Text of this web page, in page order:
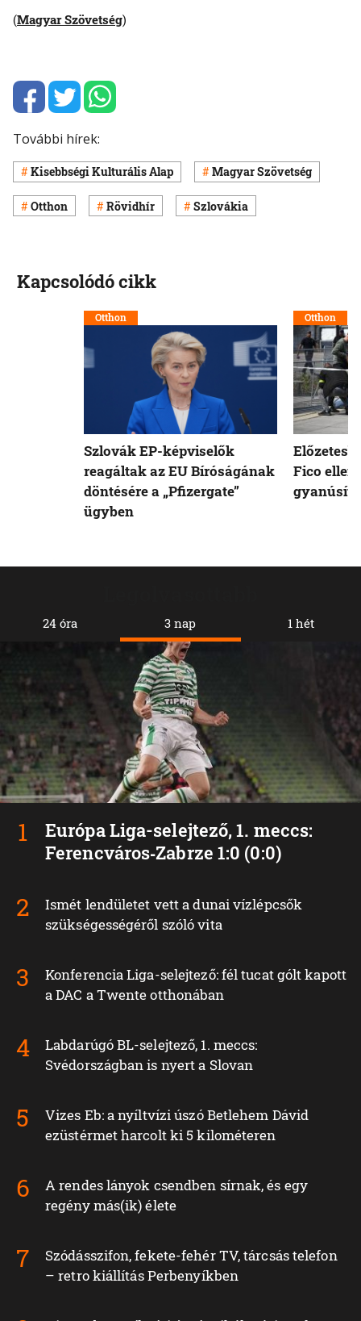
(Magyar Szövetség)
További hírek:
Kisebbségi Kulturális Alap Magyar Szövetség
Otthon Rövidhír Szlovákia
24 óra 3 nap
Európa Liga-selejtező, 1. meccs:
Ferencváros‑Zabrze 1:0 (0:0)
Ismét lendületet vett a dunai vízlépcsők
szükségességéről szóló vita
Konferencia Liga-selejtező: fél tucat gólt kapott
a DAC a Twente otthonában
Labdarúgó BL-selejtező, 1. meccs:
Svédországban is nyert a Slovan
Vizes Eb: a nyíltvízi úszó Betlehem Dávid
ezüstérmet harcolt ki 5 kilométeren
A rendes lányok csendben sírnak, és egy
regény más(ik) élete
Szódásszifon, fekete-fehér TV, tárcsás telefon
– retro kiállítás Perbenyíkben
1 hét
Kapcsolódó cikk
Otthon
Szlovák EP-képviselők
reagáltak az EU Bíróságának
döntésére a „Pfizergate”
ügyben
Otthon
Fico